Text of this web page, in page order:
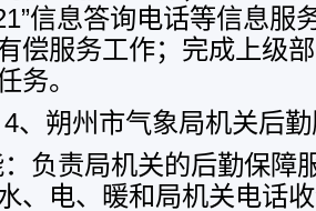
”信息答询电话等信息服
偿服务工作；完成上级
务。
4、朔州市气象局机关后
负责局机关的后勤保障
、电、暖和局机关电话